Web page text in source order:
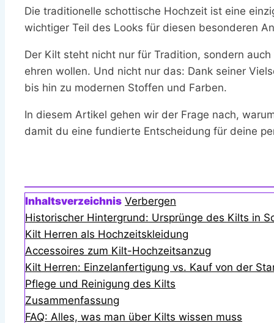
Die traditionelle schottische Hochzeit ist eine
wichtiger Teil des Looks für diesen besonderen
Der Kilt steht nicht nur für Tradition, sondern
ehren wollen. Und nicht nur das: Dank seiner
bis hin zu modernen Stoffen und Farben.
In diesem Artikel gehen wir der Frage nach,
damit du eine fundierte Entscheidung für deine
Inhaltsverzeichnis Verbergen
Historischer Hintergrund: Ursprünge des Kilts in
Kilt Herren als Hochzeitskleidung
Accessoires zum Kilt-Hochzeitsanzug
Kilt Herren: Einzelanfertigung vs. Kauf von der
Pflege und Reinigung des Kilts
Zusammenfassung
FAQ: Alles, was man über Kilts wissen muss